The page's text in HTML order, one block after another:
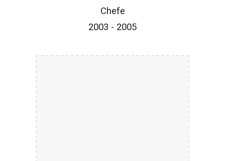
Chefe
2003 - 2005